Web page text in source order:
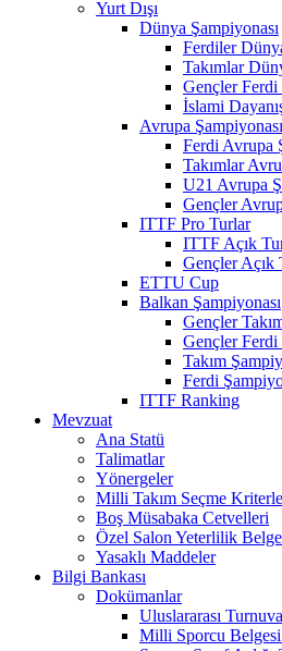
Yurt Dışı
Dünya Şampiyonası
Ferdiler
Takımlar
Gençler Ferdi
İslami
Avrupa Şampiyonası
Ferdi Avrupa
Takımlar
U21 Avrupa
Gençler
ITTF Pro Turlar
ITTF Açık
Gençler Açık
ETTU Cup
Balkan Şampiyonası
Gençler
Gençler Ferdi
Takım
Ferdi
ITTF Ranking
Mevzuat
Ana Statü
Talimatlar
Yönergeler
Milli Takım Seçme
Boş Müsabaka Cetvelleri
Özel Salon Yeterlilik
Yasaklı Maddeler
Bilgi Bankası
Dokümanlar
Uluslararası
Milli Sporcu